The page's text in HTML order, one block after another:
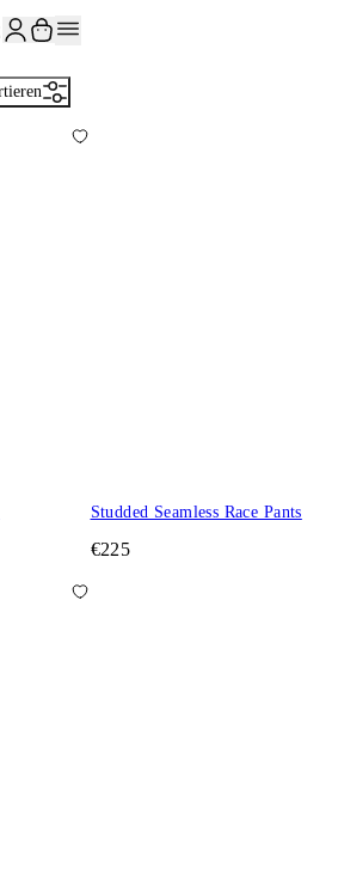
11
Studded Seamless Race Pants
€225